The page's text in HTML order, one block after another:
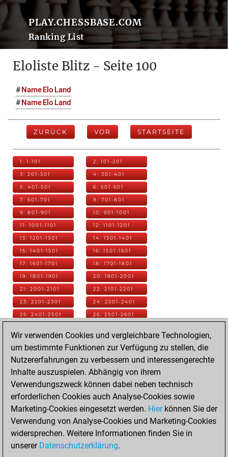
PLAY.CHESSBASE.COM
Ranking List
Eloliste Blitz - Seite 100
#NameElo Land
#NameElo Land
ZURÜCK VOR STARTSEITE
1: 1-101 2: 101-201
3: 201-301 4: 301-401
5: 401-501 6: 501-601
7: 601-701 8: 701-801
9: 801-901 10: 901-1001
11: 1001-1101 12: 1101-1201
13: 1201-1301 14: 1301-1401
15: 1401-1501 16: 1501-1601
17: 1601-1701 18: 1701-1801
19: 1801-1901 20: 1901-2001
21: 2001-2101 22: 2101-2201
23: 2201-2301 24: 2301-2401
25: 2401-2501 26: 2501-2601
29: 2801-2901 30: 2901-3001
36: 3501-3601
41: 4001-4101 42: 4101-4201
43: 4201-4301 44: 4301-4401
45: 4401-4501 46: 4501-4601
Wir verwenden Cookies und vergleichbare Technologien,
um bestimmte Funktionen zur Verfügung zu stellen, die
Nutzererfahrungen zu verbessern und interessengerechte
Inhalte auszuspielen. Abhängig von ihrem
Verwendungszweck können dabei neben technisch
erforderlichen Cookies auch Analyse-Cookies sowie
Marketing-Cookies eingesetzt werden. Hierkönnen Sie der
Verwendung von Analyse-Cookies und Marketing-Cookies
widersprechen. Weitere Informationen finden Sie in
unserer Datenschutzerklärung.